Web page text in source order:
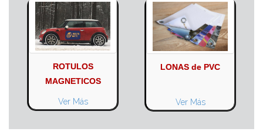
ROTULOS
MAGNETICOS
Ver Más
LONAS de PVC
Ver Más